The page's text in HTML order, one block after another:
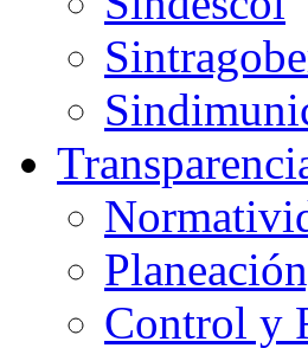
Control y